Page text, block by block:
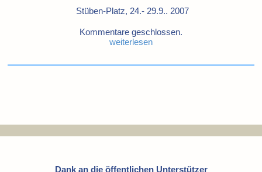
Stüben-Platz, 24.- 29.9.. 2007
Kommentare geschlossen.
weiterlesen
Dank an die öffentlichen Unterstützer